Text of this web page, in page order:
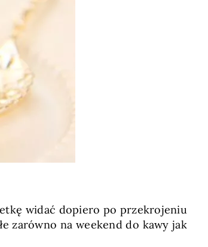
widać dopiero po przekrojeniu
zarówno na weekend do kawy jak